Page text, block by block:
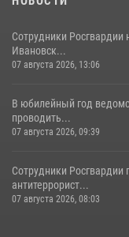
Сотрудники Росгвардии
Ивановск...
07 августа 2026, 13:06
В юбилейный год
проводить...
07 августа 2026, 09:39
Сотрудники
антитеррорист...
07 августа 2026, 08:03